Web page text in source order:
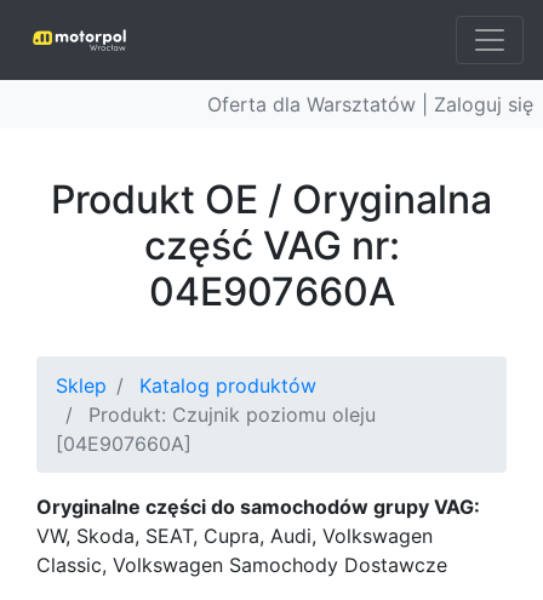
Oferta dla Warsztatów | Zaloguj się
Produkt OE / Oryginalna
część VAG nr:
04E907660A
Sklep
Katalog produktów
Produkt: Czujnik poziomu oleju
[04E907660A]
Oryginalne części do samochodów grupy VAG:
VW, Skoda, SEAT, Cupra, Audi, Volkswagen
Classic, Volkswagen Samochody Dostawcze